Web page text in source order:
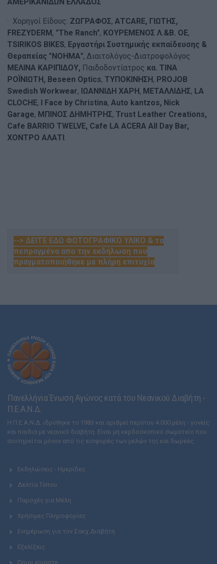
· Χορηγοί Είδους: ΖΩΓΡΑΦΟΣ, ATCARE, ΓΙΩΤΗΣ,
FREZYDERM , "The Ranch", ΚΟΥΡΕΜΕΝΟΣ Λ.&Β. ΟΕ,
TSIRIKOS BIKES, Εργαστήρι Συστημικής εκπαίδευσης &
Θεραπείας "ΝΟΗΜΑ", Διαιτολόγος-Διατροφολόγος
ΜΕΛΙΝΑ ΚΑΡΙΠΙΔΟΥ, Παιδοδοντίατρος κα. ΤΙΝΑ
ΡΟΪΝΙΩΤΗ, Beseen Optics, ΤΥΠΟΚΙΝΗΣΗ , PROJOB
Swedish Workwear, ΙΩΑΝΝΙΔΗ ΧΑΡΗ , ΜΕΤΑΛΛΙΔΗΣ, LA
CLOCHE, I Face by Christina, Auto kantzos, Nick
Garage, ΜΠΙΝΟΣ ΔΗΜΗΤΡΗΣ, Trust Leather Creations,
Cafe BARRIO TWELVE, Cafe LA ACERA All Day Bar,
ΧΟΝΤΡΟ ΑΛΑΤΙ .
--> ΔΕΙΤΕ ΕΔΩ ΦΩΤΟΓΡΑΦΙΚΟ ΥΛΙΚΟ & τα
πεπραγμένα απο την εκδήλωση που
πραγματοποιήθηκε με πλήρη επιτυχία
Πανελλήνια Ένωση Αγώνος κατά του Νεανικού Διαβήτη -
Π.Ε.Α.Ν.Δ.
Η Π.Ε.Α.Ν.Δ. ιδρύθηκε το 1983 και αριθμεί περίπου 4.000 μέλη - γονείς
και παιδιά με νεανικό διαβήτη. Είναι μη κερδοσκοπικό σωματείο που
συντηρείται μόνον από τις εισφορές των μελών της και δωρεές.
Εκδηλώσεις - Ημερίδες
Δελτία Τύπου
Παροχές για Μέλη
Χρήσιμες Πληροφορίες
Ενημέρωση για τον Σακχ.Διαβήτη
Εξελίξεις
Ποιοι είμαστε